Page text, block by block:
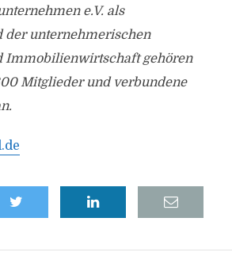
e.V. als
der unternehmerischen
Immobilienwirtschaft gehören
Mitglieder und verbundene